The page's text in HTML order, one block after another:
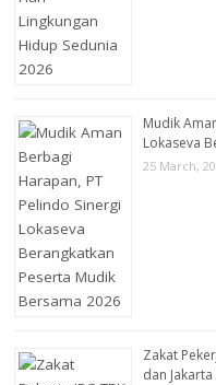
Mudik
Lokaseva
25 March,
Zakat
dan